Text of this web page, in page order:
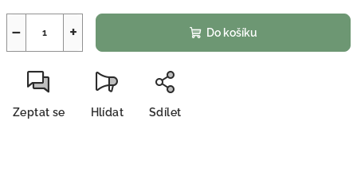
+
− Do košíku
Zeptat se Hlídat Sdílet